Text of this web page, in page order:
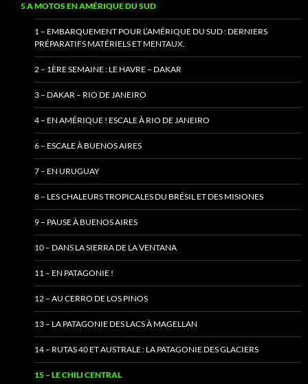
5 A MOTOS EN AMÉRIQUE DU SUD
1 – EMBARQUEMENT POUR L’AMÉRIQUE DU SUD : DERNIERS
PRÉPARATIFS MATÉRIELS ET MENTAUX.
2 – 1ÈRE SEMAINE : LE HAVRE – DAKAR
3 – DAKAR – RIO DE JANEIRO
4 – EN AMÉRIQUE ! ESCALE À RIO DE JANEIRO
6 – ESCALE À BUENOS AIRES
7 – EN URUGUAY
8 – LES CHALEURS TROPICALES DU BRÉSIL ET DES MISIONES
9 – PAUSE À BUENOS AIRES
10 – DANS LA SIERRA DE LA VENTANA
11 – EN PATAGONIE !
12 – AU CERRO DE LOS PINOS
13 – LA PATAGONIE DES LACS À MAGELLAN
14 – RUTAS 40 ET AUSTRALE : LA PATAGONIE DES GLACIERS
15 – LE CHILI CENTRAL